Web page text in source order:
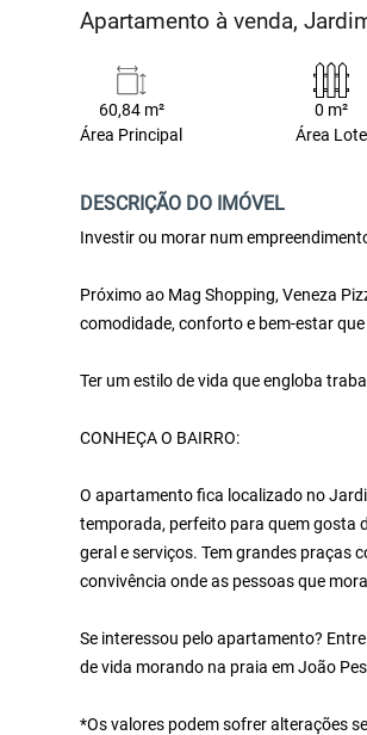
Apartamento à venda,
60,84 m²
Área Principal
0 m²
Área Lote
DESCRIÇÃO DO IMÓVEL
Investir ou morar num
Próximo ao Mag Shopping, Veneza
comodidade, conforto e bem-estar
Ter um estilo de vida que engloba
CONHEÇA O BAIRRO:
O apartamento fica localizado no
temporada, perfeito para quem gosta
geral e serviços. Tem grandes praças
convivência onde as pessoas que
Se interessou pelo apartamento?
de vida morando na praia em João
*Os valores podem sofrer alterações